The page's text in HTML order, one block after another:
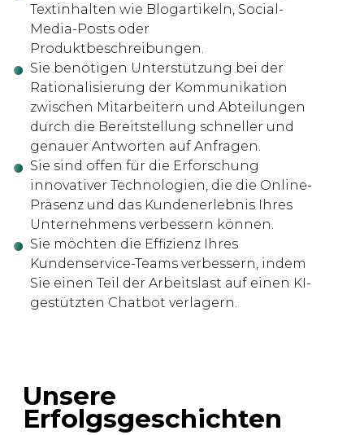
Textinhalten wie Blogartikeln, Social-
Media-Posts oder
Produktbeschreibungen.
Sie benötigen Unterstützung bei der
Rationalisierung der Kommunikation
zwischen Mitarbeitern und Abteilungen
durch die Bereitstellung schneller und
genauer Antworten auf Anfragen.
Sie sind offen für die Erforschung
innovativer Technologien, die die Online-
Präsenz und das Kundenerlebnis Ihres
Unternehmens verbessern können.
Sie möchten die Effizienz Ihres
Kundenservice-Teams verbessern, indem
Sie einen Teil der Arbeitslast auf einen KI-
gestützten Chatbot verlagern.
Unsere
Erfolgsgeschichten